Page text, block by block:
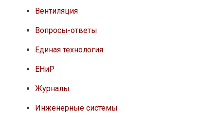
Вентиляция
Вопросы-ответы
Единая технология
ЕНиР
Журналы
Инженерные системы